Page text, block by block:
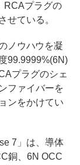
RCAプラグの
せている。
ノウハウを凝
99.9999%(6N)
プラグのシェ
ファイバーを
ンをかけてい
7」は、導体
銅、6N OCC